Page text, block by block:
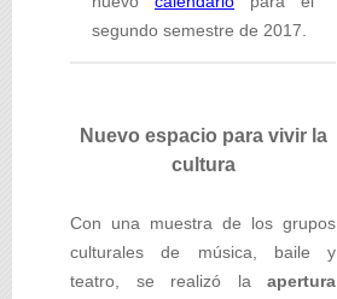
segundo semestre de 2017.
Nuevo espacio para vivir la
cultura
Con una muestra de los grupos
culturales de música, baile y
teatro, se realizó la apertura